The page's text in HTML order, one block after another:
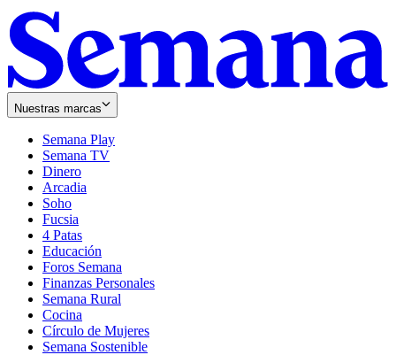
Nuestras marcas
Semana Play
Semana TV
Dinero
Arcadia
Soho
in
new
window
Fucsia
in
new
window
4 Patas
Educación
Foros Semana
Finanzas Personales
Semana Rural
Cocina
Círculo de Mujeres
Semana Sostenible